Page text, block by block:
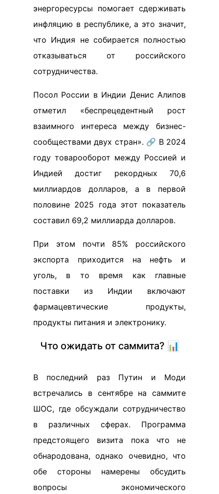
энергоресурсы помогает сдерживать
инфляцию в республике, а это значит,
что Индия не собирается полностью
отказываться от российского
сотрудничества.
Посол России в Индии Денис Алипов
отметил «беспрецедентный рост
взаимного интереса между бизнес-
сообществами двух стран». 🔗 В 2024
году товарооборот между Россией и
Индией достиг рекордных 70,6
миллиардов долларов, а в первой
половине 2025 года этот показатель
составил 69,2 миллиарда долларов.
При этом почти 85% российского
экспорта приходится на нефть и
уголь, в то время как главные
поставки из Индии включают
фармацевтические продукты,
продукты питания и электронику.
Что ожидать от саммита? 📊
В последний раз Путин и Моди
встречались в сентябре на саммите
ШОС, где обсуждали сотрудничество
в различных сферах. Программа
предстоящего визита пока что не
обнародована, однако очевидно, что
обе стороны намерены обсудить
вопросы экономического